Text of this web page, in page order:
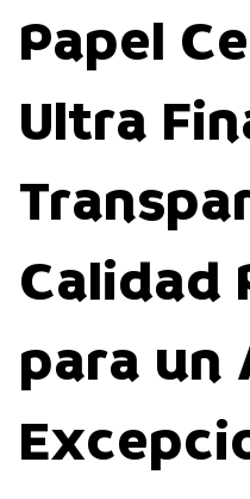
Papel
Ultra
Calidad
para un